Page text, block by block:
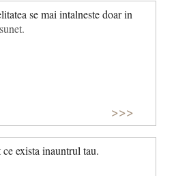
se mai intalneste doar in
>>>
exista inauntrul tau.